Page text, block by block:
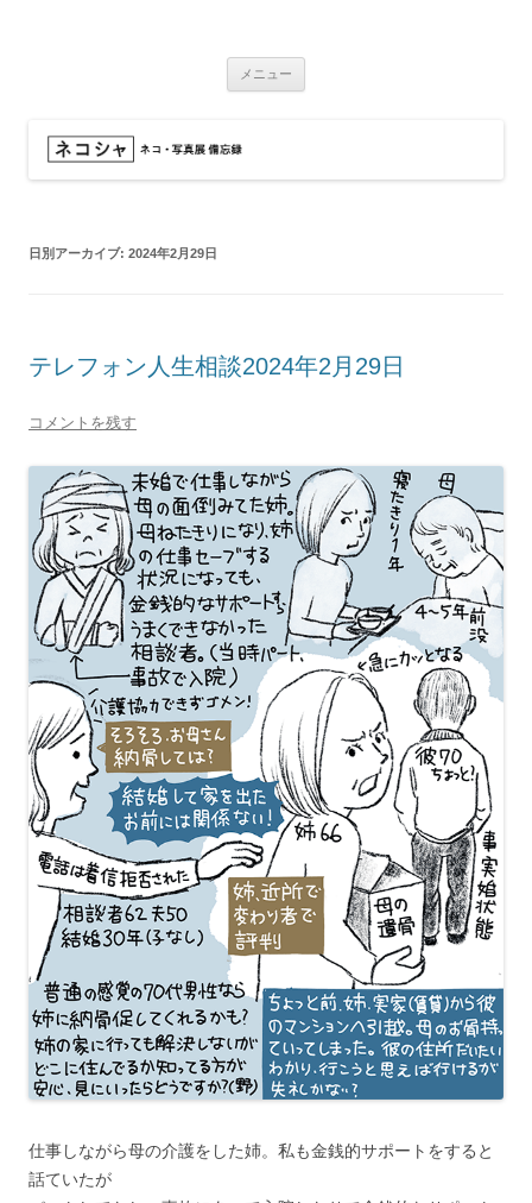
メニュー
日別アーカイブ: 2024年2月29日
テレフォン人生相談2024年2月29日
コメントを残す
仕事しながら母の介護をした姉。私も金銭的サポートをすると
話ていたが